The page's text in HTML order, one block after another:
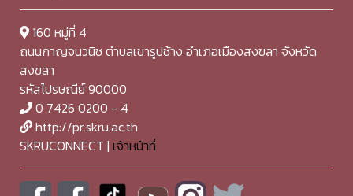
160 หมู่ที่ 4
ถนนกาญจนวนิช ตำบลเขารูปช้าง อำเภอเมืองสงขลา จังหวัด
สงขลา
รหัสไปรษณีย์ 90000
0 7426 0200 - 4
http://pr.skru.ac.th
SKRUCONNECT | เจ้าหน้าที่